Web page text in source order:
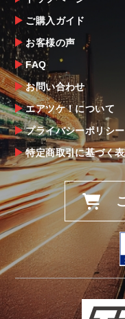
ご購入ガイド
お客様の声
FAQ
お問い合わせ
エアツケ！について
プライバシーポリシー
特定商取引に基づく